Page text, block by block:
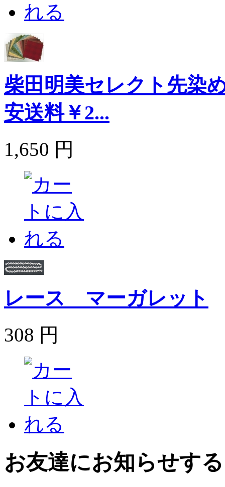
柴田明美セレクト先
安送料￥2...
1,650 円
レース マーガレット
308 円
お友達にお知らせする